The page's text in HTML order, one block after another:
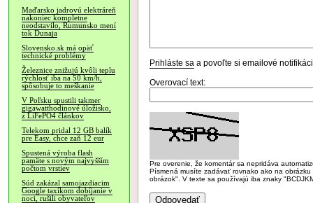
Maďarsko jadrovú elektráreň
nakoniec kompletne
neodstavilo, Rumunsko mení
tok Dunaja
Slovensko.sk má opäť
technické problémy
Železnice znižujú kvôli teplu
rýchlosť iba na 50 km/h,
spôsobuje to meškanie
V Poľsku spustili takmer
gigawatthodinové úložisko,
z LiFePO4 článkov
Telekom pridal 12 GB balík
pre Easy, chce zaň 12 eur
Spustená výroba flash
pamäte s novým najvyšším
počtom vrstiev
Súd zakázal samojazdiacim
Google taxíkom dobíjanie v
noci, rušili obyvateľov
Prihláste sa a povoľte si emailové
Overovací text:
Pre overenie, že komentár sa nepridáva
Písmená musíte zadávať rovnako ako na
obrázok". V texte sa používajú iba znaky